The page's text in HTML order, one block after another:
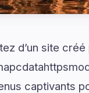
d’un site
captivants